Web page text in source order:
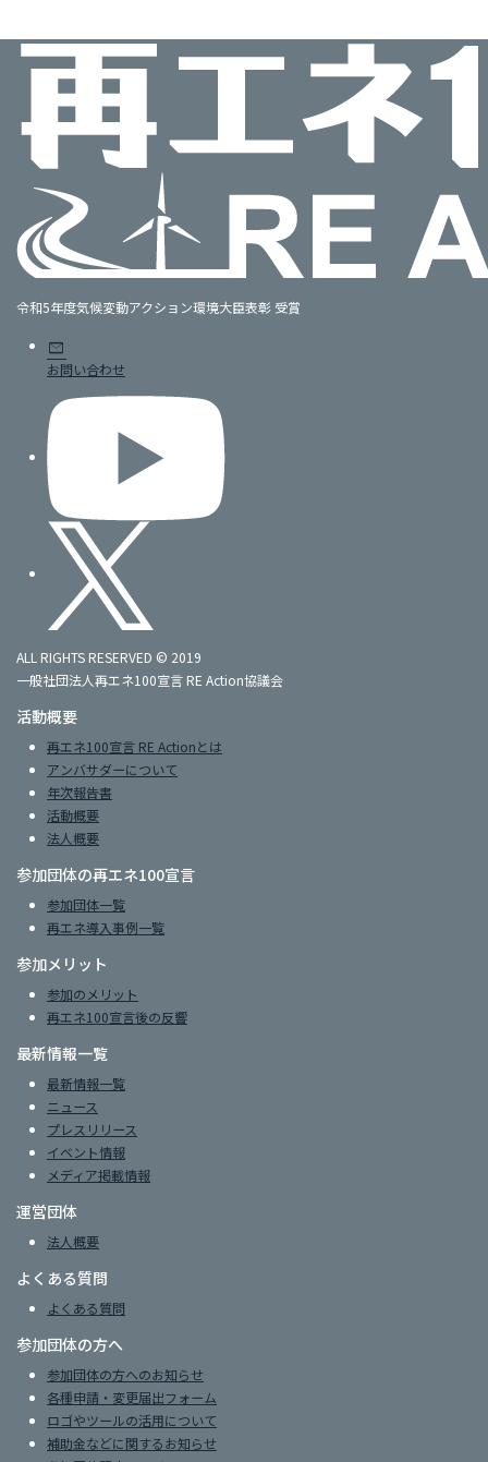
令和5年度気候変動アクション環境大臣表彰 受賞
mail
お問い合わせ
ALL RIGHTS RESERVED © 2019
一般社団法人再エネ100宣言 RE Action協議会
活動概要
再エネ100宣言 RE Actionとは
アンバサダーについて
年次報告書
活動概要
法人概要
参加団体の再エネ100宣言
参加団体一覧
再エネ導入事例一覧
参加メリット
参加のメリット
再エネ100宣言後の反響
最新情報一覧
最新情報一覧
ニュース
プレスリリース
イベント情報
メディア掲載情報
運営団体
法人概要
よくある質問
よくある質問
参加団体の方へ
参加団体の方へのお知らせ
各種申請・変更届出フォーム
ロゴやツールの活用について
補助金などに関するお知らせ